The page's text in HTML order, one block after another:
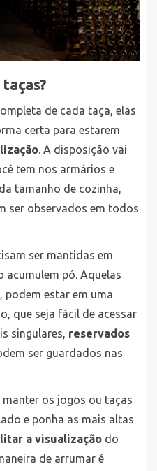
de cada taça, elas
certa para estarem
. A disposição vai
tem nos armários e
tamanho de cozinha,
ser observados em todos
ser mantidas em
acumulem pó. Aquelas
podem estar em uma
que seja fácil de acessar
singulares, reservados
ser guardados nas
os jogos ou taças
e ponha as mais altas
a visualização do
de arrumar é